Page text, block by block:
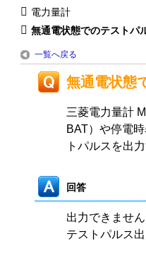
電力量計
無通電状態でのテストパ
一覧へ戻る
無通電状態
三菱電力量計
BAT）や停電
トパルスを出
回答
出力できませ
テストパルス